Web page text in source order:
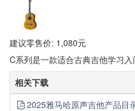
建议零售价: 1,080元
C系列是一款适合古典吉他学习
相关下载
2025雅马哈原声吉他产品目